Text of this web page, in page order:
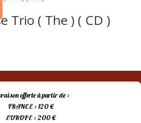
Trio ( The ) ( CD )
:
€.
offerte à partir de :
FRANCE : 120 €
EUROPE : 200 €